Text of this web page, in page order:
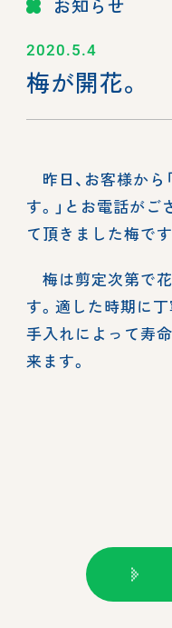
お知らせ
2020.5.4
梅が開花。
昨日、お客様から
す。」とお電話が
て頂きました梅です
梅は剪定次第で
す。適した時期に
手入れによって寿
来ます。